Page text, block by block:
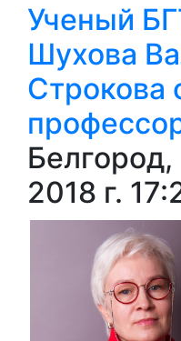
Ученый
Шухова
Строкова
2018 г.